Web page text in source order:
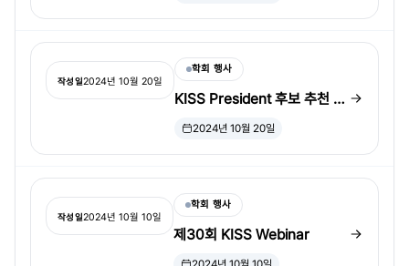
작성일2024년 10월 20일
학회 행사
KISS President 후보 추천 안
내 2024년 10월 20일
작성일2024년 10월 10일
학회 행사
제30회 KISS Webinar